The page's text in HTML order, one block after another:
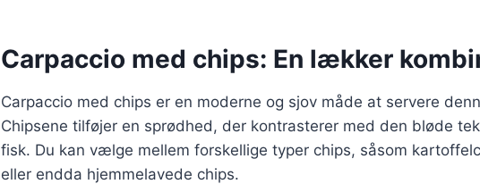
Carpaccio med chips: En lækker
Carpaccio med chips er en moderne og sjov måde at servere
Chipsene tilføjer en sprødhed, der kontrasterer med den bløde
fisk. Du kan vælge mellem forskellige typer chips, såsom
eller endda hjemmelavede chips.